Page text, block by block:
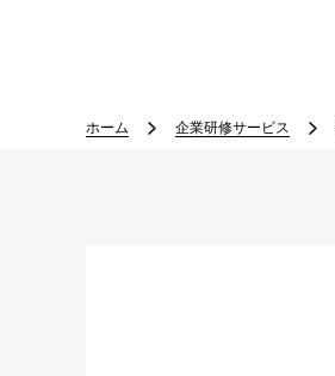
ホーム 企業研修サービス